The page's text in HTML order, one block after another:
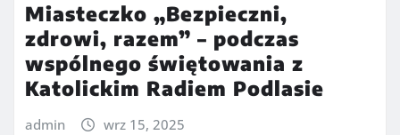
Miasteczko „Bezpieczni,
zdrowi, razem” – podczas
wspólnego świętowania z
Katolickim Radiem Podlasie
admin wrz 15, 2025